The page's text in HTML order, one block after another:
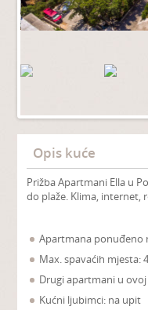
Opis kuće
Prižba Apartmani Ella u
do plaže. Klima, internet,
Apartmana ponuđeno
Max. spavaćih mjesta:
Drugi apartmani u
Kućni ljubimci: na upit